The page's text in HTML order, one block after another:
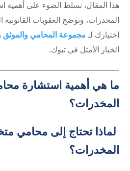
هذا المقال، نسلط الضوء على أهمية
المخدرات، ونوضح العقوبات القانونية
اختيارك لـ مجموعة المحامي والموثق
الخيار الأمثل في تبوك.
ما هي أهمية استشارة
المخدرات؟
لماذا تحتاج إلى محامي
المخدرات؟